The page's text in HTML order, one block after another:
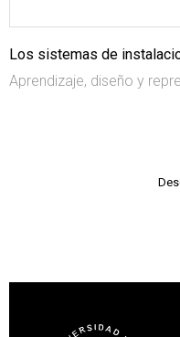
Los sistemas de
Aprendizaje, diseño y